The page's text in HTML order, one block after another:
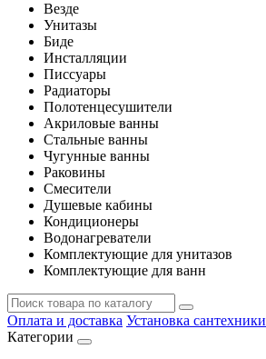
Везде
Унитазы
Биде
Инсталляции
Писсуары
Радиаторы
Полотенцесушители
Акриловые ванны
Стальные ванны
Чугунные ванны
Раковины
Смесители
Душевые кабины
Кондиционеры
Водонагреватели
Комплектующие для унитазов
Комплектующие для ванн
Оплата и доставка Установка сантехники
Категории